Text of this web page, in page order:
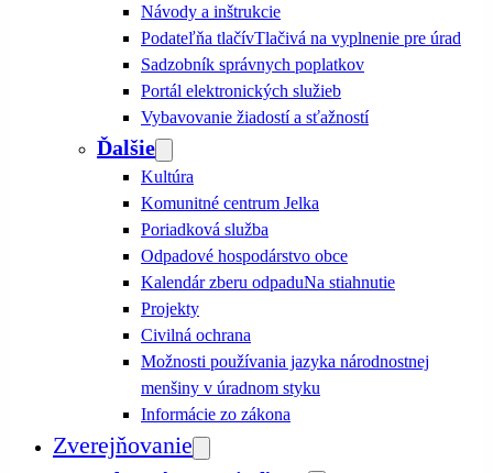
Návody a inštrukcie
Podateľňa tlačívTlačivá na vyplnenie pre úrad
Sadzobník správnych poplatkov
Portál elektronických služieb
Vybavovanie žiadostí a sťažností
Ďalšie
Kultúra
Komunitné centrum Jelka
Poriadková služba
Odpadové hospodárstvo obce
Kalendár zberu odpaduNa stiahnutie
Projekty
Civilná ochrana
Možnosti používania jazyka národnostnej
menšiny v úradnom styku
Informácie zo zákona
Zverejňovanie